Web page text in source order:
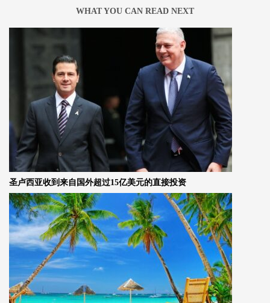
WHAT YOU CAN READ NEXT
圣卢西亚收到来自国外超过15亿美元的直接投资